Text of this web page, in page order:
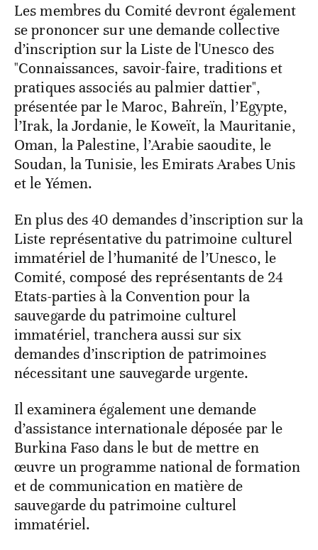
Les membres du Comité devront également
se prononcer sur une demande collective
d’inscription sur la Liste de l'Unesco des
"Connaissances, savoir-faire, traditions et
pratiques associés au palmier dattier",
présentée par le Maroc, Bahreïn, l’Egypte,
l’Irak, la Jordanie, le Koweït, la Mauritanie,
Oman, la Palestine, l’Arabie saoudite, le
Soudan, la Tunisie, les Emirats Arabes Unis
et le Yémen.
En plus des 40 demandes d’inscription sur la
Liste représentative du patrimoine culturel
immatériel de l’humanité de l’Unesco, le
Comité, composé des représentants de 24
Etats-parties à la Convention pour la
sauvegarde du patrimoine culturel
immatériel, tranchera aussi sur six
demandes d’inscription de patrimoines
nécessitant une sauvegarde urgente.
Il examinera également une demande
d’assistance internationale déposée par le
Burkina Faso dans le but de mettre en
œuvre un programme national de formation
et de communication en matière de
sauvegarde du patrimoine culturel
immatériel.